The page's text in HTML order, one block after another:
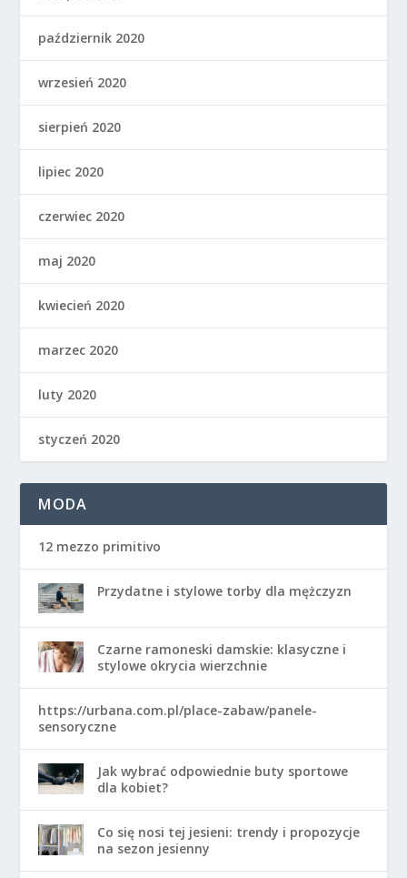
październik 2020
wrzesień 2020
sierpień 2020
lipiec 2020
czerwiec 2020
maj 2020
kwiecień 2020
marzec 2020
luty 2020
styczeń 2020
MODA
12 mezzo primitivo
Przydatne i stylowe torby dla mężczyzn
Czarne ramoneski damskie: klasyczne i
stylowe okrycia wierzchnie
https://urbana.com.pl/place-zabaw/panele-
sensoryczne
Jak wybrać odpowiednie buty sportowe
dla kobiet?
Co się nosi tej jesieni: trendy i propozycje
na sezon jesienny